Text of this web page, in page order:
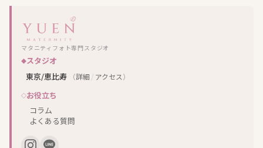
マタニティフォト専門スタジオ
スタジオ
東京/恵比寿
（詳細 / アクセス）
お役立ち
コラム
よくある質問